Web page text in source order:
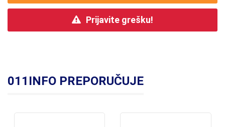
Prijavite grešku!
011INFO PREPORUČUJE